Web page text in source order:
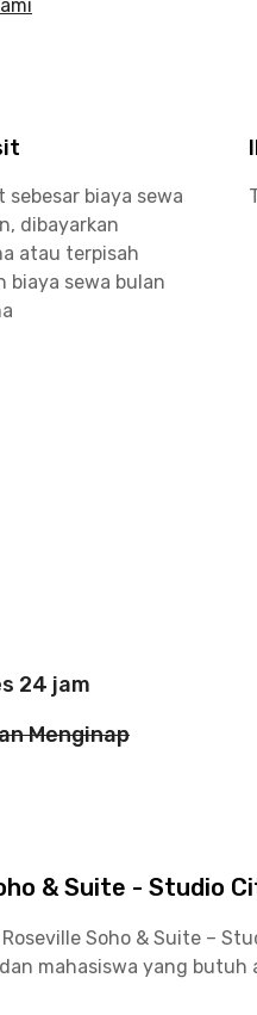
sebesar biaya sewa
dibayarkan
atau terpisah
biaya sewa bulan
24 jam
Menginap
& Suite - Studio
Soho & Suite –
mahasiswa yang butuh